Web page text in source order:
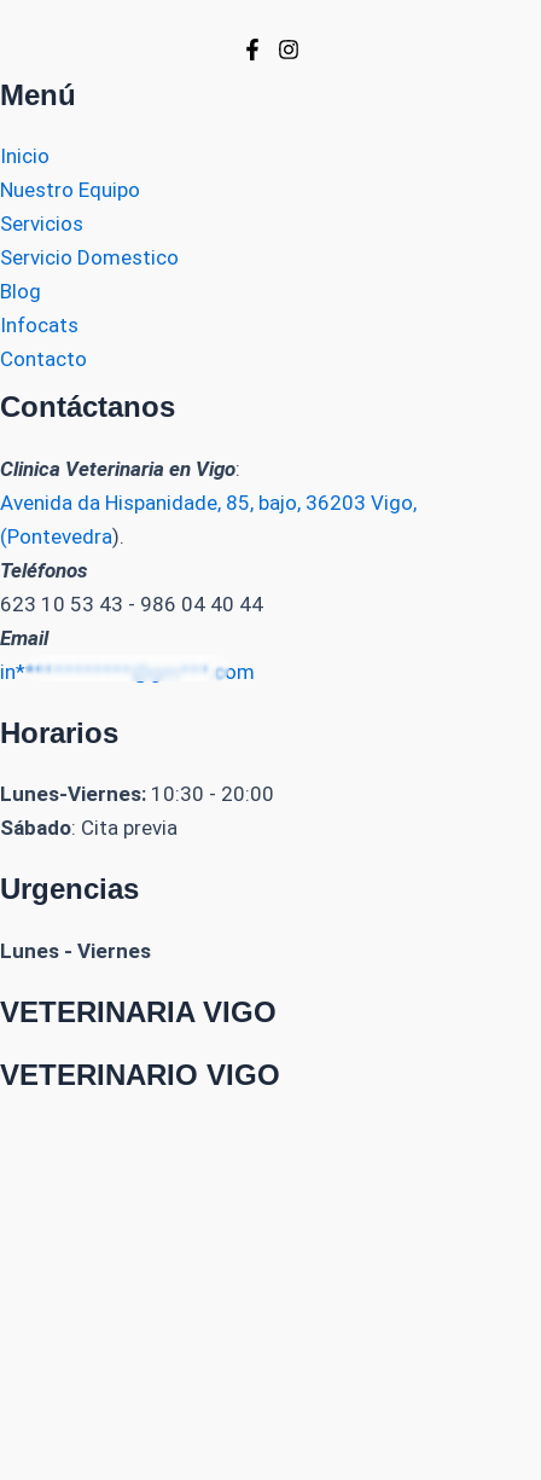
Menú
Inicio
Nuestro Equipo
Servicios
Servicio Domestico
Blog
Infocats
Contacto
Contáctanos
Clinica Veterinaria en Vigo:
Avenida da Hispanidade, 85, bajo, 36203 Vigo,
(Pontevedra).
Teléfonos
623 10 53 43 - 986 04 40 44
Email
in************@gm***.com
Horarios
Lunes-Viernes: 10:30 - 20:00
Sábado: Cita previa
Urgencias
Lunes - Viernes
VETERINARIA VIGO
VETERINARIO VIGO